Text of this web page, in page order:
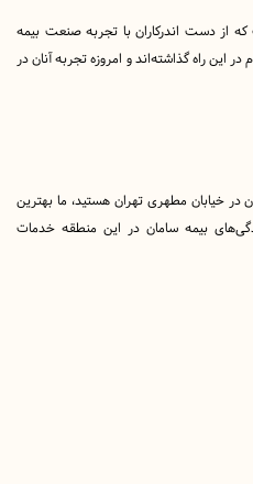
‌اندرکاران با تجربه صنعت بیمه
و امروزه تجربه آنان در
مطهری تهران هستید، ما بهترین
سامان در این منطقه خدمات